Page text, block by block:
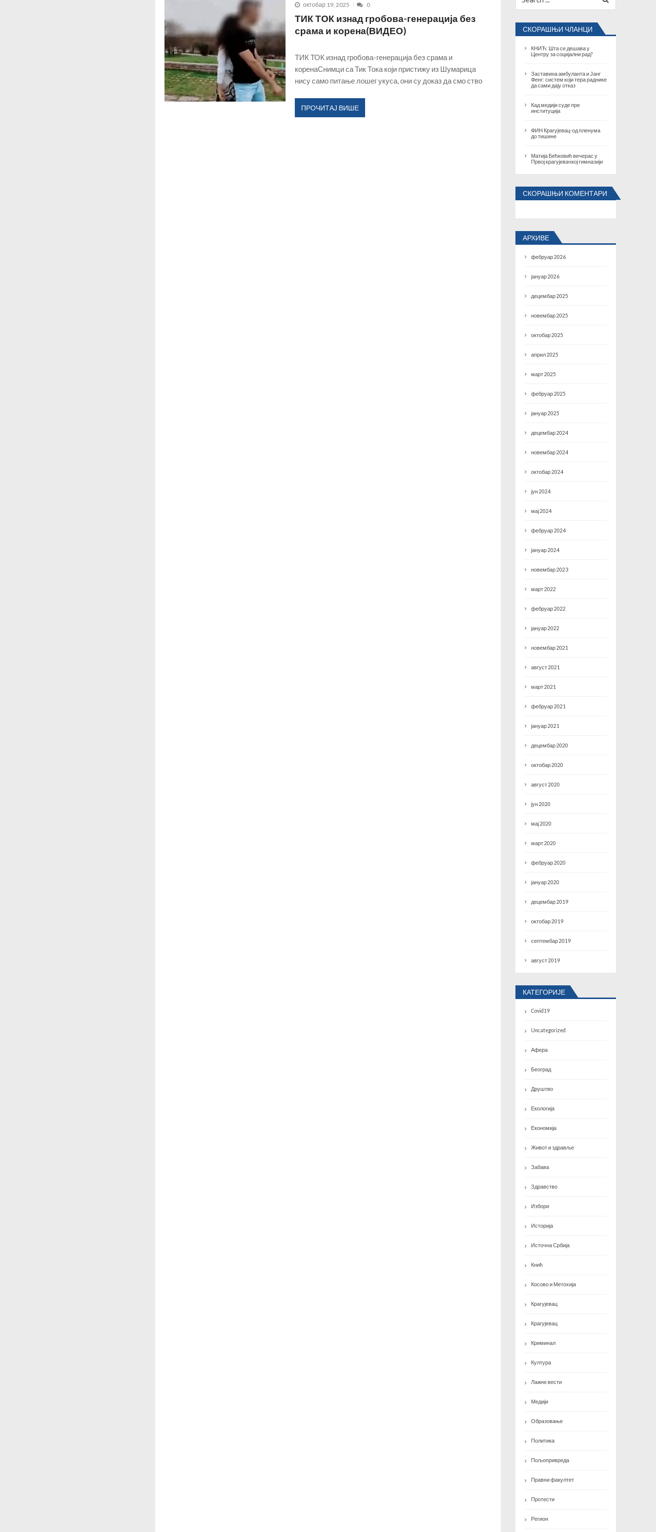
Крагујевац између себе и других-ко данас води и обликује град?!...
новембар 30, 2025
октобар 19, 2025 0
ТИК ТОК изнад гробова-генерација без
срама и корена(ВИДЕО)
ТИК ТОК изнад гробова-генерација без срама и
коренаСнимци са Тик Тока који пристижу из Шумарица
нису само питање лошег укуса, они су доказ да смо ство
ПРОЧИТАЈ ВИШЕ
for:
СКОРАШЊИ ЧЛАНЦИ
КНИЋ: Шта се дешава у
Центру за социјални рад?
Заставина амбуланта и Јанг
Фенг: систем који тера раднике
да сами дају отказ
Кад медији суде пре
институција
ФИН Крагујевац-од пленума
до тишине
Матија Бећковић вечерас у
Првој крагујевачкој гимназији
СКОРАШЊИ КОМЕНТАРИ
АРХИВЕ
фебруар 2026
јануар 2026
децембар 2025
новембар 2025
октобар 2025
април 2025
март 2025
фебруар 2025
јануар 2025
децембар 2024
новембар 2024
октобар 2024
јун 2024
мај 2024
фебруар 2024
јануар 2024
новембар 2023
март 2022
фебруар 2022
јануар 2022
новембар 2021
август 2021
март 2021
фебруар 2021
јануар 2021
децембар 2020
октобар 2020
август 2020
јун 2020
мај 2020
март 2020
фебруар 2020
јануар 2020
децембар 2019
октобар 2019
септембар 2019
август 2019
КАТЕГОРИЈЕ
Covid19
Uncategorized
Афера
Београд
Друштво
Екологија
Економија
Живот и здравље
Забава
Здравство
Избори
Историја
Источна Србија
Кнић
Косово и Метохија
Крагујевац
Крагујевац
Криминал
Култура
Лажне вести
Медији
Образовање
Политика
Пољопривреда
Правни факултет
Протести
Регион